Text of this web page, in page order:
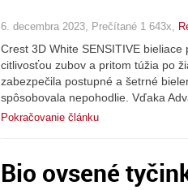
6. decembra 2023, Prečítané 1 643x,
Crest 3D White SENSITIVE
citlivosťou zubov a pritom túžia po
zabezpečila postupné a šetrné
spôsobovala nepohodlie. Vďaka
Pokračovanie článku
Bio ovsené